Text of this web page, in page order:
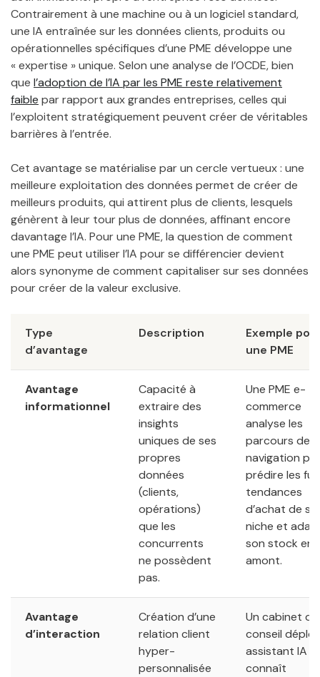
Contrairement à une machine ou à un logiciel standard,
une IA entraînée sur les données clients, produits ou
opérationnelles spécifiques d’une PME développe une
« expertise » unique. Selon une analyse de l’OCDE, bien
que l’adoption de l’IA par les PME reste relativement
faible par rapport aux grandes entreprises, celles qui
l’exploitent stratégiquement peuvent créer de véritables
barrières à l’entrée.
Cet avantage se matérialise par un cercle vertueux : une
meilleure exploitation des données permet de créer de
meilleurs produits, qui attirent plus de clients, lesquels
génèrent à leur tour plus de données, affinant encore
davantage l’IA. Pour une PME, la question de comment
une PME peut utiliser l’IA pour se différencier devient
alors synonyme de comment capitaliser sur ses données
pour créer de la valeur exclusive.
Type
d’avantage
Description
Exemple
une PME
Avantage
informationnel
Capacité à
extraire des
insights
uniques de ses
propres
données
(clients,
opérations)
que les
concurrents
ne possèdent
pas.
Une PME e-
commerce
analyse les
parcours de
navigation
prédire les
tendances
d’achat de sa
niche et
son stock en
amont.
Avantage
d’interaction
Création d’une
relation client
hyper-
personnalisée
Un cabinet de
conseil
assistant IA
connaît